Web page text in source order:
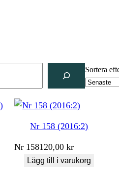
Sortera
Nr 158 (2016:2)
Nr 158120,00kr
Lägg till i varukorg